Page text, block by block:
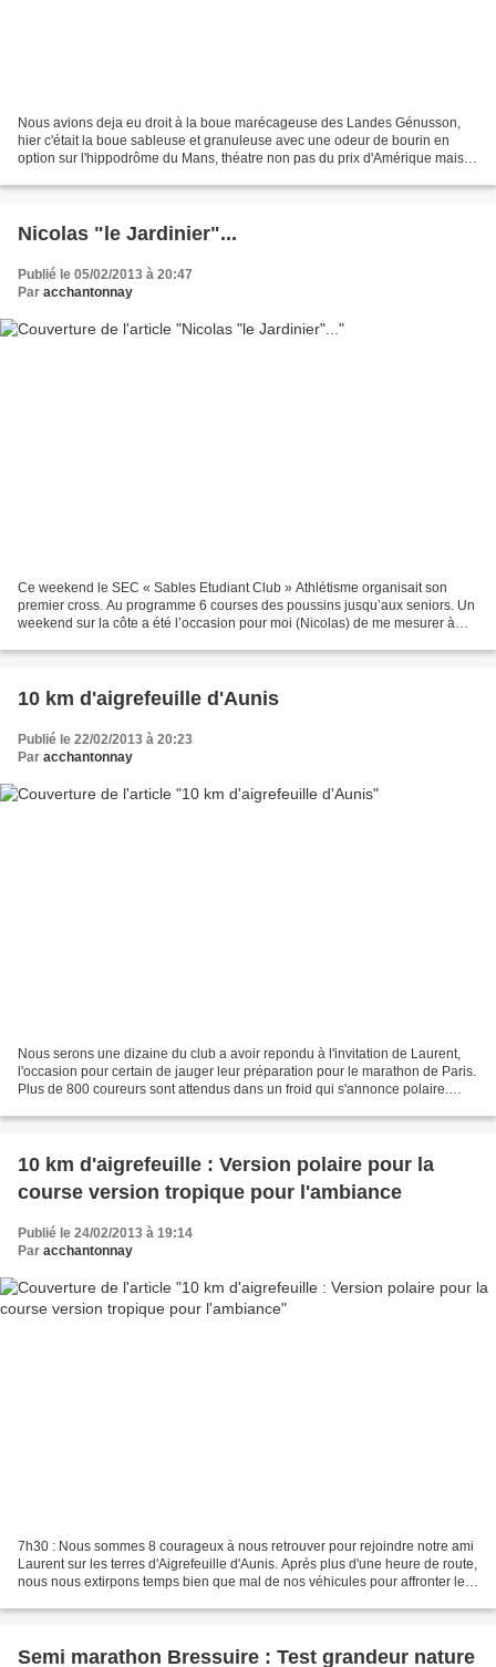
Nous avions deja eu droit à la boue marécageuse des Landes Génusson,
hier c'était la boue sableuse et granuleuse avec une odeur de bourin en
option sur l'hippodrôme du Mans, théatre non pas du prix d'Amérique mais
Nicolas "le Jardinier"...
Publié le 05/02/2013 à 20:47
Par acchantonnay
Ce weekend le SEC « Sables Etudiant Club » Athlétisme organisait son
premier cross. Au programme 6 courses des poussins jusqu’aux seniors. Un
weekend sur la côte a été l’occasion pour moi (Nicolas) de me mesurer à
10 km d'aigrefeuille d'Aunis
Publié le 22/02/2013 à 20:23
Par acchantonnay
Nous serons une dizaine du club a avoir repondu à l'invitation de Laurent,
l'occasion pour certain de jauger leur préparation pour le marathon de Paris.
Plus de 800 coureurs sont attendus dans un froid qui s'annonce polaire.
10 km d'aigrefeuille : Version polaire pour la
course version tropique pour l'ambiance
Publié le 24/02/2013 à 19:14
Par acchantonnay
7h30 : Nous sommes 8 courageux à nous retrouver pour rejoindre notre ami
Laurent sur les terres d'Aigrefeuille d'Aunis. Aprés plus d'une heure de route,
nous nous extirpons temps bien que mal de nos véhicules pour affronter le
Semi marathon Bressuire : Test grandeur nature